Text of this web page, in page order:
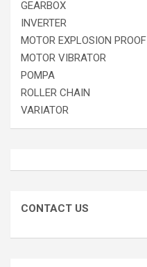
GEARBOX
INVERTER
MOTOR EXPLOSION PROOF
MOTOR VIBRATOR
POMPA
ROLLER CHAIN
VARIATOR
CONTACT US